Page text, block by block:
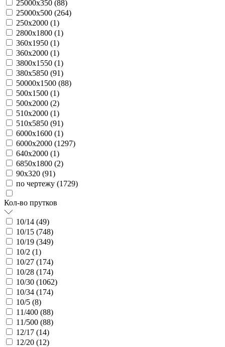
25000х350 (88)
25000х500 (264)
250х2000 (1)
2800х1800 (1)
360х1950 (1)
360х2000 (1)
3800х1550 (1)
380х5850 (91)
50000х1500 (88)
500х1500 (1)
500х2000 (2)
510х2000 (1)
510х5850 (91)
6000х1600 (1)
6000х2000 (1297)
640х2000 (1)
6850х1800 (2)
90х320 (91)
по чертежу (1729)
Кол-во прутков
10/14 (49)
10/15 (748)
10/19 (349)
10/2 (1)
10/27 (174)
10/28 (174)
10/30 (1062)
10/34 (174)
10/5 (8)
11/400 (88)
11/500 (88)
12/17 (14)
12/20 (12)